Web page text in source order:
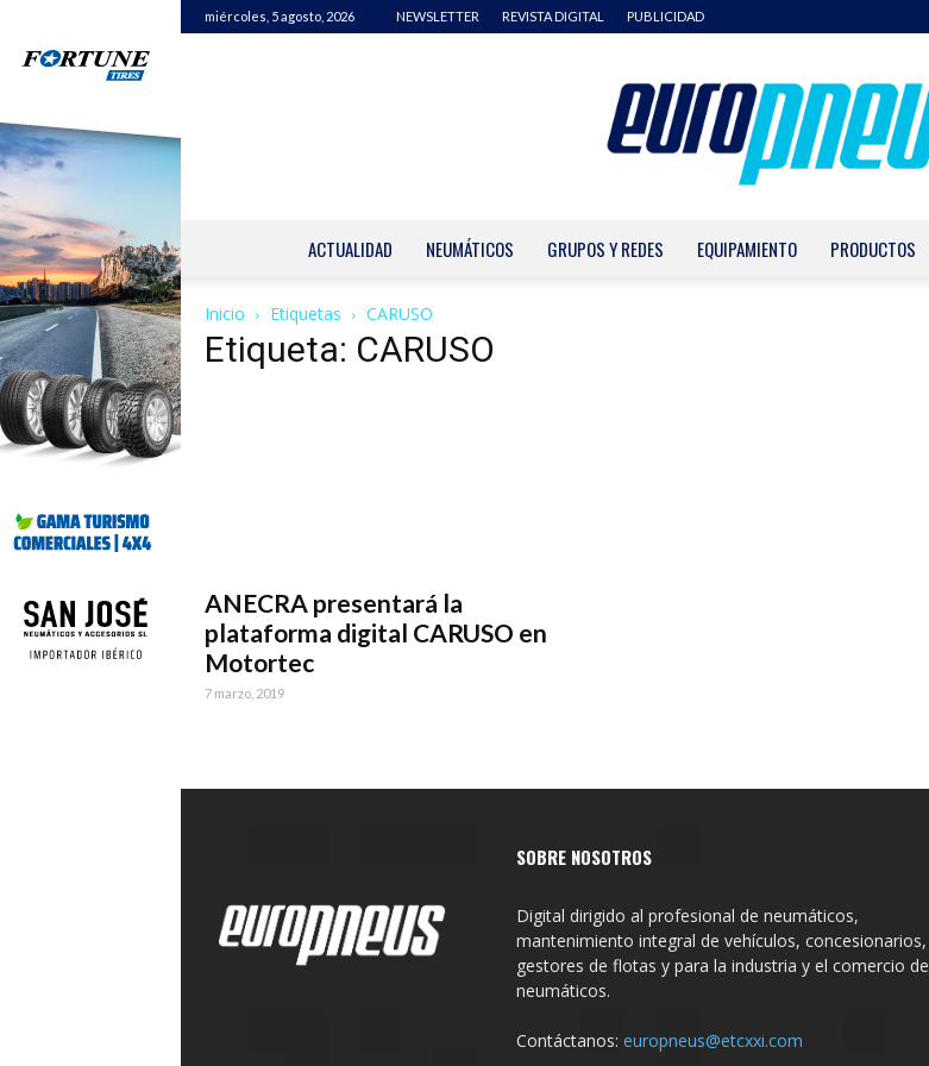
miércoles, 5 agosto, 2026 NEWSLETTER REVISTA DIGITAL PUBLICIDAD
ACTUALIDAD NEUMÁTICOS GRUPOS Y REDES EQUIPAMIENTO PRODUCTOS
Inicio Etiquetas CARUSO
Etiqueta: CARUSO
ANECRA presentará la
plataforma digital CARUSO en
Motortec
7 marzo, 2019
SOBRE NOSOTROS
Digital dirigido al profesional de neumáticos,
mantenimiento integral de vehículos, concesionarios,
gestores de flotas y para la industria y el comercio de
neumáticos.
Contáctanos: europneus@etcxxi.com